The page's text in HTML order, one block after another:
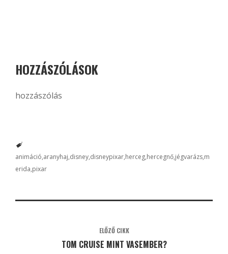
HOZZÁSZÓLÁSOK
hozzászólás
animáció aranyhaj disney disneypixar herceg hercegnő jégvarázs m
erida pixar
ELŐZŐ CIKK
TOM CRUISE MINT VASEMBER?